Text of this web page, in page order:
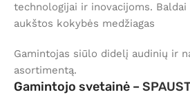
technologijai ir inovacijoms. Baldai
aukštos kokybės medžiagas
Gamintojas siūlo didelį audinių ir
asortimentą.
Gamintojo svetainė –